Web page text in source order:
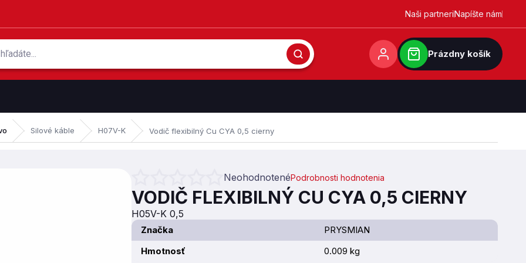
Naši partneriNapíšte nám
Prázdny košík
Silové káble H07V-K Vodič flexibilný Cu CYA 0,5 cierny
Priemerné hodnotenie produktu je 0,0 z 5 hviezdičiek.
NeohodnotenéPodrobnosti hodnotenia
VODIČ FLEXIBILNÝ CU CYA 0,5 CIERNY
H05V-K 0,5
Značka
PRYSMIAN
Hmotnosť
0.009 kg